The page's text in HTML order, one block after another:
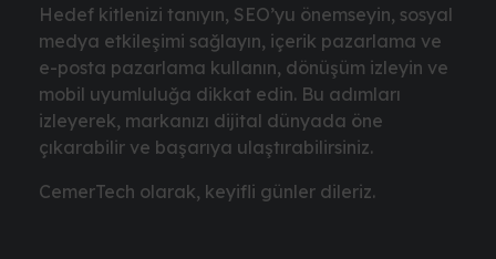
Hedef kitlenizi tanıyın, SEO’yu önemseyin, sosyal
medya etkileşimi sağlayın, içerik pazarlama ve
e-posta pazarlama kullanın, dönüşüm izleyin ve
mobil uyumluluğa dikkat edin. Bu adımları
izleyerek, markanızı dijital dünyada öne
çıkarabilir ve başarıya ulaştırabilirsiniz.
CemerTech olarak, keyifli günler dileriz.